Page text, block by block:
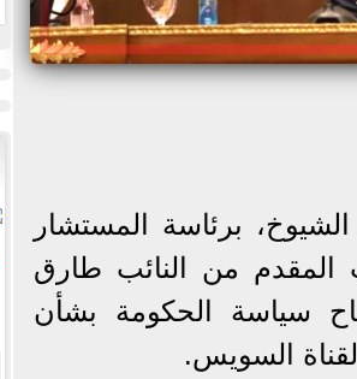
برئاسة المستشار
المقدم من النائب طارق
سياسة الحكومة بشأن
لقناة السويس.